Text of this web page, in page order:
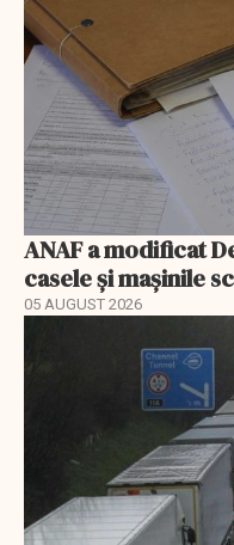
ANAF a modificat
casele și mașinile
05 AUGUST 2026